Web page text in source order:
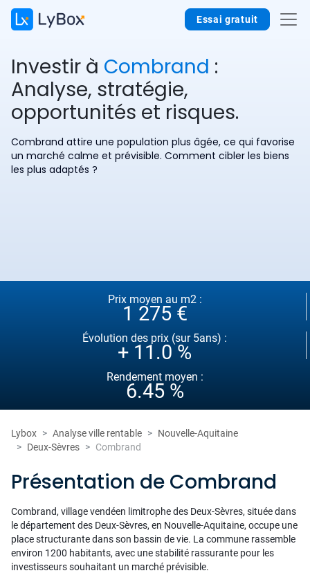
Essai gratuit
Investir à Combrand :
Analyse, stratégie,
opportunités et risques.
Combrand attire une population plus âgée, ce qui favorise
un marché calme et prévisible. Comment cibler les biens
les plus adaptés ?
Prix moyen au m2 :
1 275 €
Évolution des prix (sur 5ans) :
+ 11.0 %
Rendement moyen :
6.45 %
Lybox Analyse ville rentable
Nouvelle-Aquitaine
Deux-Sèvres
Combrand
Présentation de Combrand
Combrand, village vendéen limitrophe des Deux-Sèvres, située dans
le département des Deux-Sèvres, en Nouvelle-Aquitaine, occupe une
place structurante dans son bassin de vie. La commune rassemble
environ 1200 habitants, avec une stabilité rassurante pour les
investisseurs souhaitant un marché prévisible.